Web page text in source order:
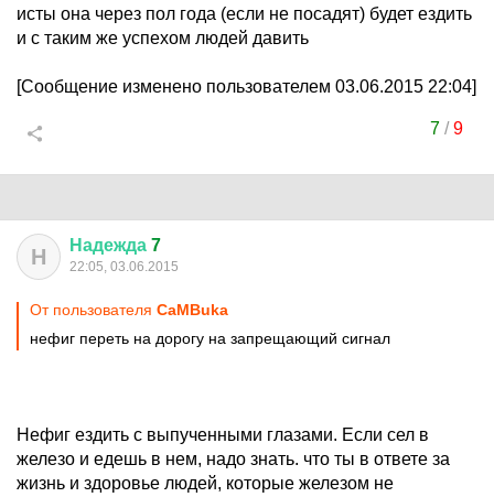
исты она через пол года (если не посадят) будет ездить
и с таким же успехом людей давить
[Сообщение изменено пользователем 03.06.2015 22:04]
7/9
Н Надежда 7
22:05, 03.06.2015
От пользователя CaMBuka
нефиг переть на дорогу на запрещающий сигнал
Нефиг ездить с выпученными глазами. Если сел в
железо и едешь в нем, надо знать. что ты в ответе за
жизнь и здоровье людей, которые железом не